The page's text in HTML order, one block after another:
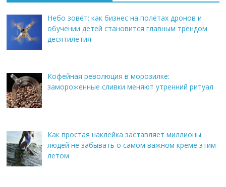
Небо зовёт: как бизнес на полётах дронов и
обучении детей становится главным трендом
десятилетия
Кофейная революция в морозилке:
замороженные сливки меняют утренний ритуал
Как простая наклейка заставляет миллионы
людей не забывать о самом важном креме этим
летом